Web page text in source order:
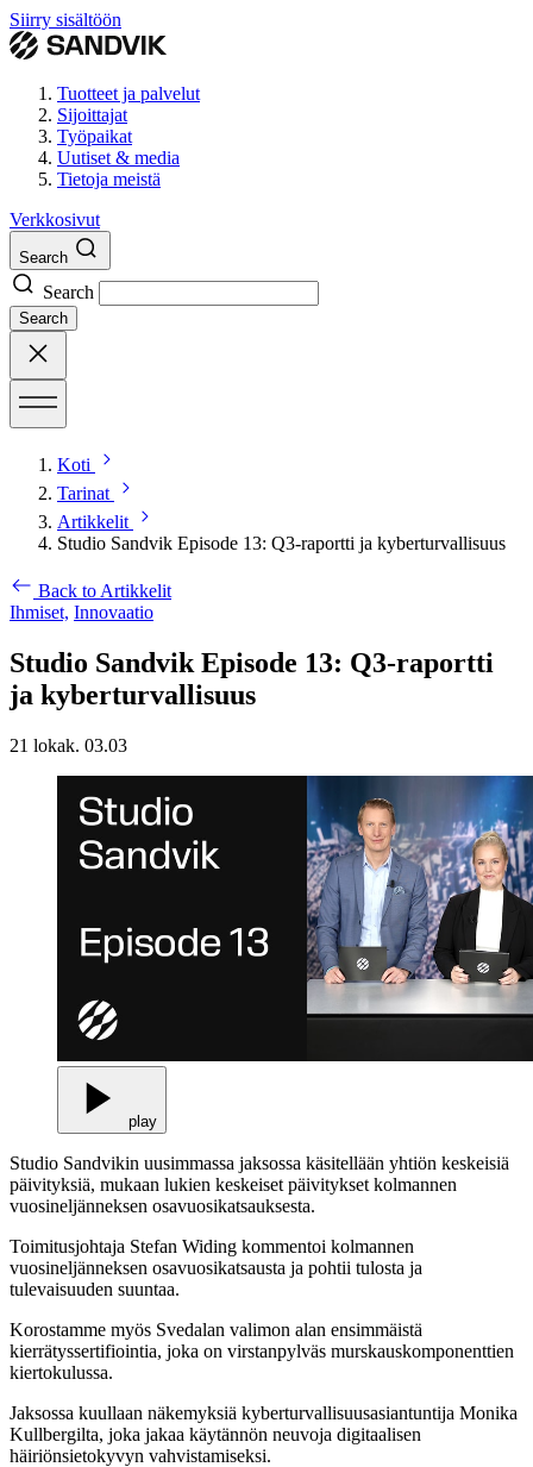
Siirry sisältöön
Tuotteet ja palvelut
Sijoittajat
Työpaikat
Uutiset & media
Tietoja meistä
Verkkosivut
Search
Search
Search
Koti
Tarinat
Artikkelit
Studio Sandvik Episode 13: Q3-raportti ja kyberturvallisuus
Back to Artikkelit
Ihmiset, Innovaatio
Studio Sandvik Episode 13: Q3-raportti
ja kyberturvallisuus
21 lokak. 03.03
play
Studio Sandvikin uusimmassa jaksossa käsitellään yhtiön keskeisiä
päivityksiä, mukaan lukien keskeiset päivitykset kolmannen
vuosineljänneksen osavuosikatsauksesta.
Toimitusjohtaja Stefan Widing kommentoi kolmannen
vuosineljänneksen osavuosikatsausta ja pohtii tulosta ja
tulevaisuuden suuntaa.
Korostamme myös Svedalan valimon alan ensimmäistä
kierrätyssertifiointia, joka on virstanpylväs murskauskomponenttien
kiertokulussa.
Jaksossa kuullaan näkemyksiä kyberturvallisuusasiantuntija Monika
Kullbergilta, joka jakaa käytännön neuvoja digitaalisen
häiriönsietokyvyn vahvistamiseksi.